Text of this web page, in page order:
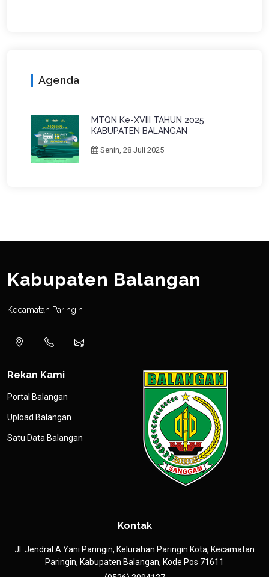
Agenda
MTQN Ke-XVIII TAHUN 2025
KABUPATEN BALANGAN
Senin, 28 Juli 2025
Kabupaten Balangan
Kecamatan Paringin
Rekan Kami
Portal Balangan
Upload Balangan
Satu Data Balangan
Kontak
Jl. Jendral A.Yani Paringin, Kelurahan Paringin Kota, Kecamatan
Paringin, Kabupaten Balangan, Kode Pos 71611